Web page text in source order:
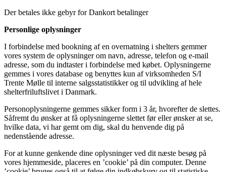
Der betales ikke gebyr for Dankort betalinger
Personlige oplysninger
I forbindelse med bookning af en overnatning i shelters gemmer
vores system de oplysninger om navn, adresse, telefon og e-mail
adresse, som du indtaster i forbindelse med købet. Oplysningerne
gemmes i vores database og benyttes kun af virksomheden S/I
Trente Mølle til interne salgsstatistikker og til udvikling af hele
shelterfriluftslivet i Danmark.
Personoplysningerne gemmes sikker form i 3 år, hvorefter de slettes.
Såfremt du ønsker at få oplysningerne slettet før eller ønsker at se,
hvilke data, vi har gemt om dig, skal du henvende dig på
nedenstående adresse.
For at kunne genkende dine oplysninger ved dit næste besøg på
vores hjemmeside, placeres en ’cookie’ på din computer. Denne